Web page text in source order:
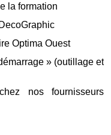
la formation
Optima Ouest
» (outillage et
nos fournisseurs